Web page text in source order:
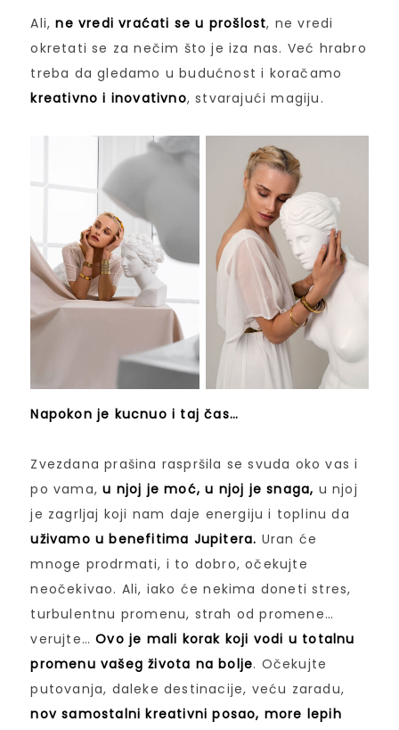
Ali,ne vredi vraćati se u prošlost, ne vredi
okretati se za nečim što je iza nas. Već hrabro
treba da gledamo u budućnost i koračamo
kreativno i inovativno, stvarajući magiju.
Napokon je kucnuo i taj čas…
Zvezdana prašina raspršila se svuda oko vas i
po vama,u njoj je moć, u njoj je snaga, u njoj
je zagrljaj koji nam daje energiju i toplinu da
uživamo u benefitima Jupitera. Uran će
mnoge prodrmati, i to dobro, očekujte
neočekivao. Ali, iako će nekima doneti stres,
turbulentnu promenu, strah od promene…
verujte…Ovo je mali korak koji vodi u totalnu
promenu vašeg života na bolje. Očekujte
putovanja, daleke destinacije, veću zaradu,
nov samostalni kreativni posao, more lepih